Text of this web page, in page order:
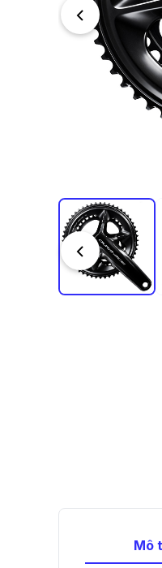
Mô